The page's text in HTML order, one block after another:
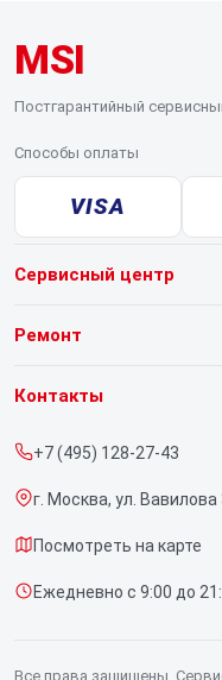
MSI
Постгарантийный
Способы оплаты
VISA
Сервисный центр
О нашем сервисе
Срочный ремонт
Доставка и способы
Диагностика
Контакты
Ремонт
Ноутбуков
Контакты
+7 (495) 128-27-43
г. Москва, ул. Вавилова
Посмотреть на карте
Ежедневно с 9:00 до
Все права защищены.